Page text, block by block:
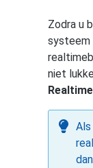
Zodra u
systeem
niet